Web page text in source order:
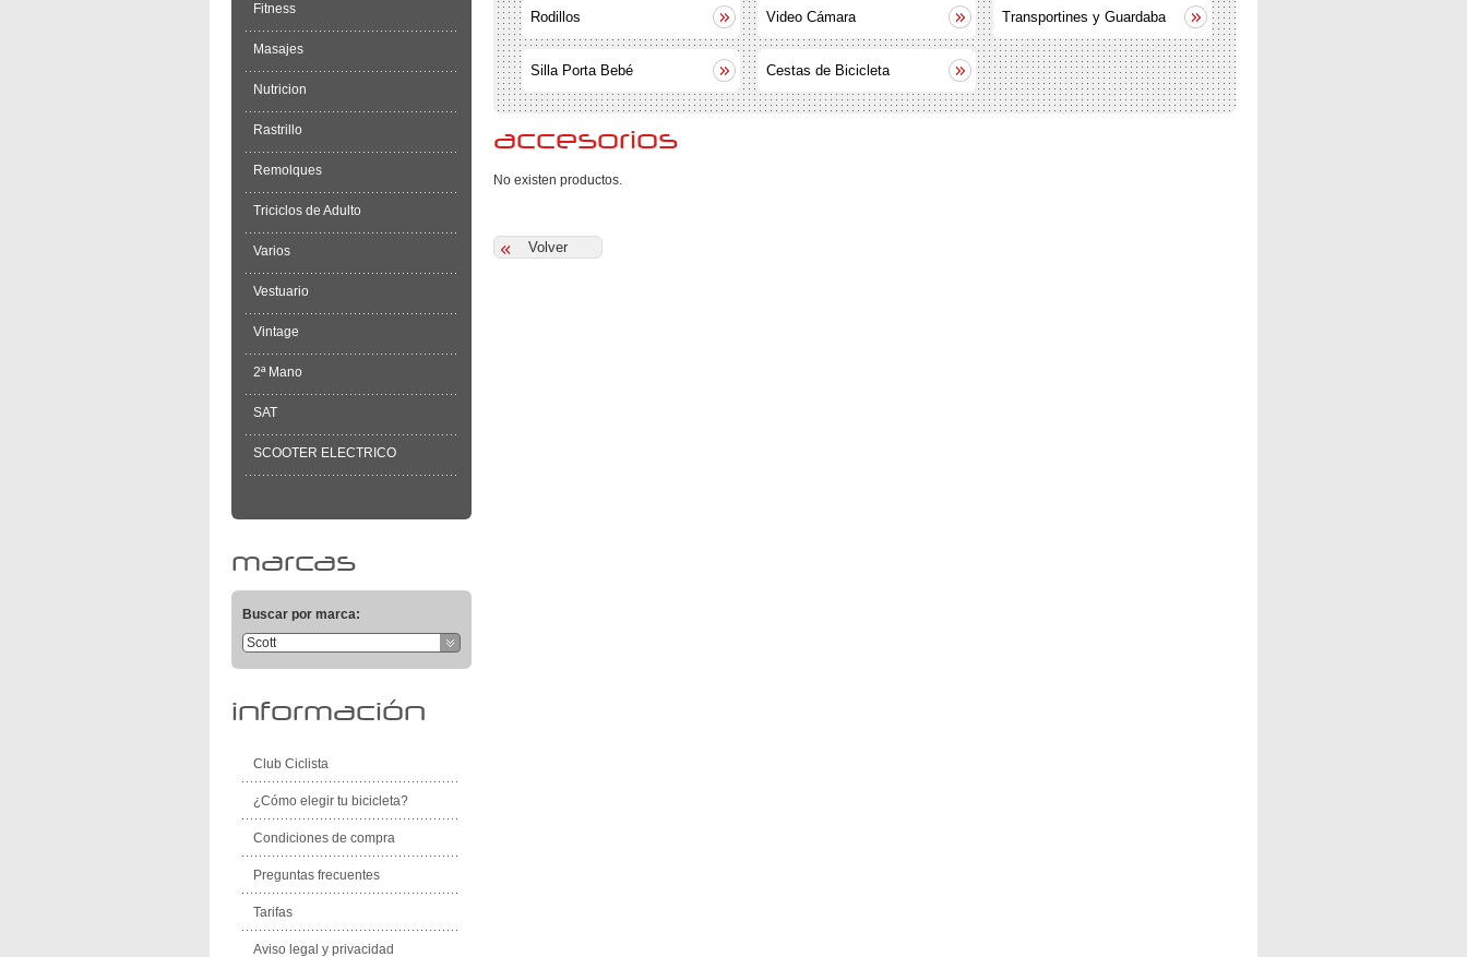
Fitness
Masajes
Nutricion
Rastrillo
Remolques
Triciclos de Adulto
Varios
Vestuario
Vintage
2ª Mano
SAT
SCOOTER ELECTRICO
marcas
Buscar por marca:
Scott
información
Club Ciclista
¿Cómo elegir tu bicicleta?
Condiciones de compra
Preguntas frecuentes
Tarifas
Aviso legal y privacidad
Rodillos Video Cámara Transportines y Guardaba
Silla Porta Bebé Cestas de Bicicleta
accesorios
No existen productos.